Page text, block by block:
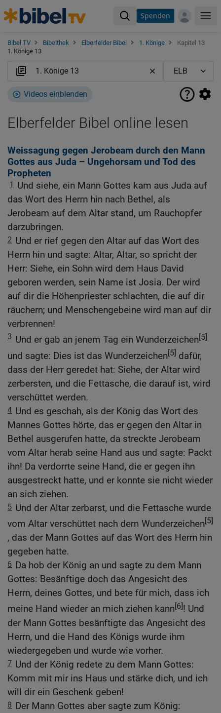
Spenden
Bibel TV Bibelthek Elberfelder Bibel 1. Könige
Kapitel 13
1. Könige 13
Videos einblenden
Elberfelder Bibel online lesen
Weissagung gegen Jerobeam durch den Mann
Gottes aus Juda – Ungehorsam und Tod des
Propheten
1
Und siehe, ein Mann Gottes kam aus Juda auf
das Wort des Herrn hin nach Bethel, als
Jerobeam auf dem Altar stand, um Rauchopfer
darzubringen.
2 Und er rief gegen den Altar auf das Wort des
Herrn hin und sagte: Altar, Altar, so spricht der
Herr: Siehe, ein Sohn wird dem Haus David
geboren werden, sein Name ist Josia. Der wird
auf dir die Höhenpriester schlachten, die auf dir
räuchern; und Menschengebeine wird man auf dir
verbrennen!
3 Und er gab an jenem Tag ein Wunderzeichen[5]
und sagte: Dies ist das Wunderzeichen[5] dafür,
dass der Herr geredet hat: Siehe, der Altar wird
zerbersten, und die Fettasche, die darauf ist, wird
verschüttet werden.
4 Und es geschah, als der König das Wort des
Mannes Gottes hörte, das er gegen den Altar in
Bethel ausgerufen hatte, da streckte Jerobeam
vom Altar herab seine Hand aus und sagte: Packt
ihn! Da verdorrte seine Hand, die er gegen ihn
ausgestreckt hatte, und er konnte sie nicht wieder
an sich ziehen.
5 Und der Altar zerbarst, und die Fettasche wurde
vom Altar verschüttet nach dem Wunderzeichen[5]
, das der Mann Gottes auf das Wort des Herrn hin
gegeben hatte.
6 Da hob der König an und sagte zu dem Mann
Gottes: Besänftige doch das Angesicht des
Herrn, deines Gottes, und bete für mich, dass ich
meine Hand wieder an mich ziehen kann[6]! Und
der Mann Gottes besänftigte das Angesicht des
Herrn, und die Hand des Königs wurde ihm
wiedergegeben und wurde wie vorher.
7 Und der König redete zu dem Mann Gottes:
Komm mit mir ins Haus und stärke dich, und ich
will dir ein Geschenk geben!
8 Der Mann Gottes aber sagte zum König: